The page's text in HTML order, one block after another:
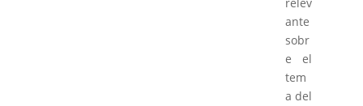
ante
sobr
e el
tem
a del